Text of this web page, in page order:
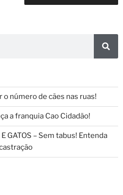
o número de cães nas ruas!
a franquia Cao Cidadão!
GATOS – Sem tabus! Entenda